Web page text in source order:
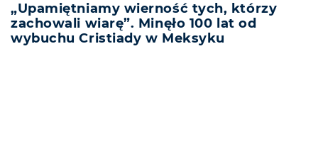
„Upamiętniamy wierność tych, którzy
zachowali wiarę”. Minęło 100 lat od
wybuchu Cristiady w Meksyku